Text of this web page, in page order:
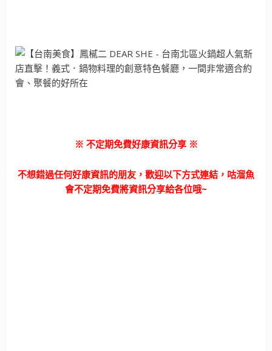
※ 不定期免費好康資訊分享 ※
不想錯過任何好康資訊的朋友，歡迎以下方式連結，咕溜魚
會不定期免費將資訊分享給各位哦~